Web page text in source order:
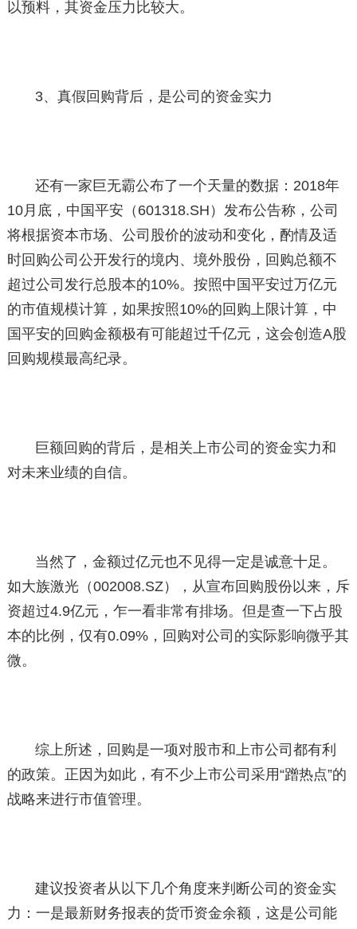
以预料，其资金压力比较大。
3、真假回购背后，是公司的资金实力
还有一家巨无霸公布了一个天量的数据：2018年
10月底，中国平安（601318.SH）发布公告称，公司
将根据资本市场、公司股价的波动和变化，酌情及适
时回购公司公开发行的境内、境外股份，回购总额不
超过公司发行总股本的10%。按照中国平安过万亿元
的市值规模计算，如果按照10%的回购上限计算，中
国平安的回购金额极有可能超过千亿元，这会创造A股
回购规模最高纪录。
巨额回购的背后，是相关上市公司的资金实力和
对未来业绩的自信。
当然了，金额过亿元也不见得一定是诚意十足。
如大族激光（002008.SZ），从宣布回购股份以来，斥
资超过4.9亿元，乍一看非常有排场。但是查一下占股
本的比例，仅有0.09%，回购对公司的实际影响微乎其
微。
综上所述，回购是一项对股市和上市公司都有利
的政策。正因为如此，有不少上市公司采用“蹭热点”的
战略来进行市值管理。
建议投资者从以下几个角度来判断公司的资金实
力：一是最新财务报表的货币资金余额，这是公司能